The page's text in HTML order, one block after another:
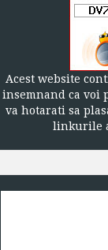
Acest website
insemnand ca voi
va hotarati sa
linkurile